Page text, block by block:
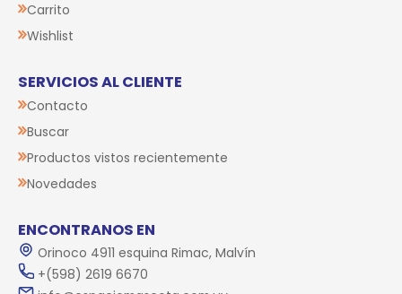
Carrito
Wishlist
SERVICIOS AL CLIENTE
Contacto
Buscar
Productos vistos recientemente
Novedades
ENCONTRANOS EN
Orinoco 4911 esquina Rimac, Malvín
+(598) 2619 6670